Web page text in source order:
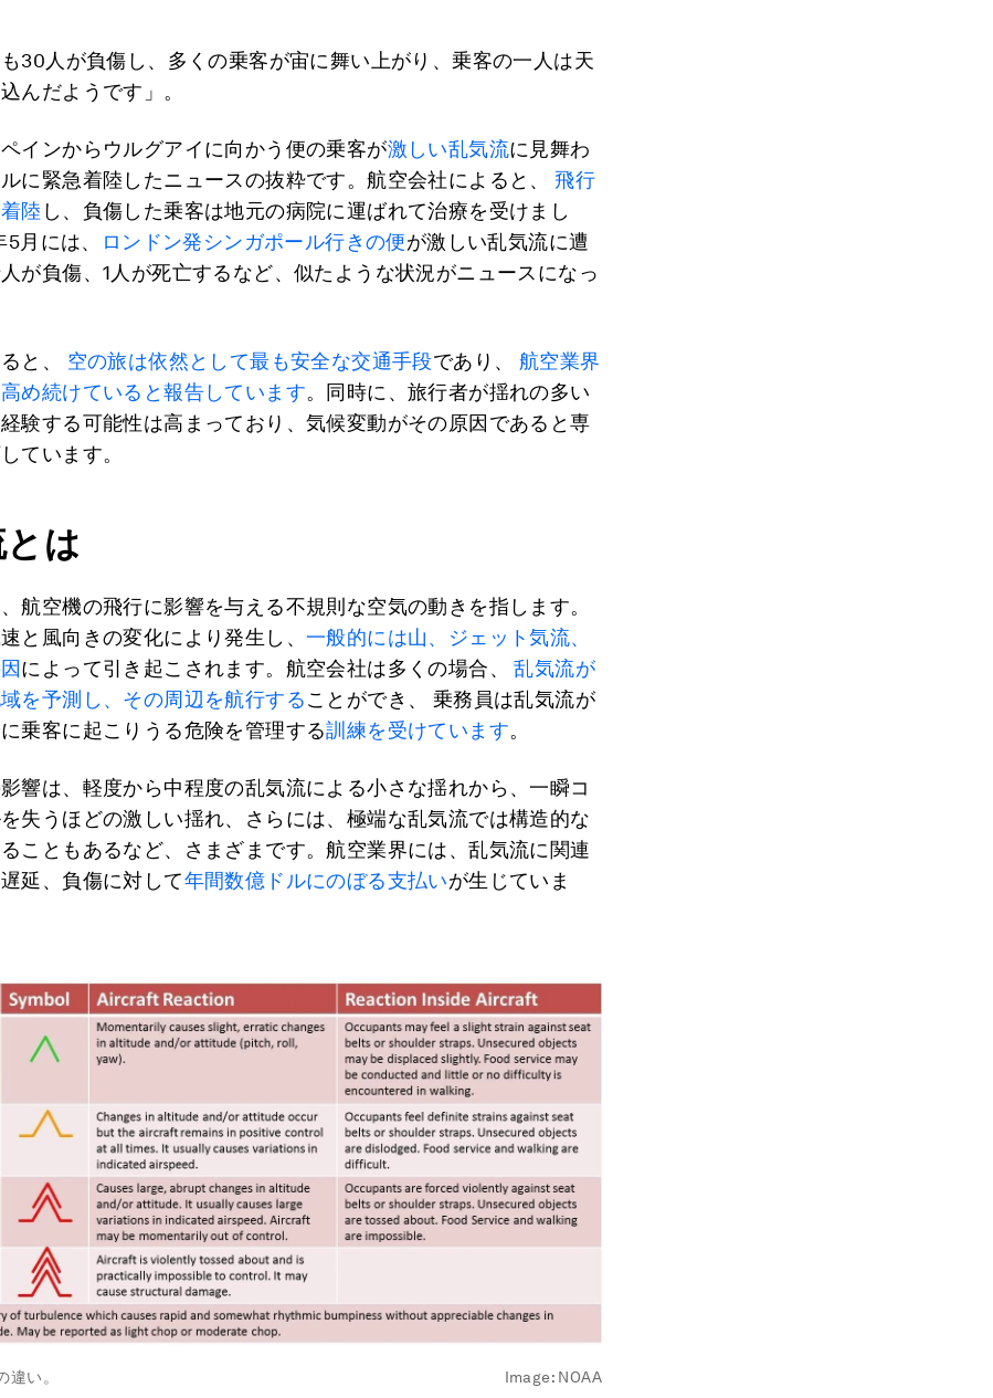
も30人が負傷し、多くの乗客が宙に舞い上がり、乗客の一人は天
んだようです」。
インからウルグアイに向かう便の乗客が激しい乱気流に見舞わ
に緊急着陸したニュースの抜粋です。航空会社によると、
飛行
陸 し、負傷した乗客は地元の病院に運ばれて治療を受けまし
月には、
ロンドン発シンガポール行きの便が激しい乱気流に遭
が負傷、1人が死亡するなど、似たような状況がニュースになっ
と、 空の旅は依然として最も安全な交通手段であり、
航空業界
め続けていると報告しています。同時に、旅行者が揺れの多い
験する可能性は高まっており、気候変動がその原因であると専
ています。
は
航空機の飛行に影響を与える不規則な空気の動きを指します。
と風向きの変化により発生し、 一般的には山、ジェット気流、
によって引き起こされます。航空会社は多くの場合、
乱気流が
を予測し、その周辺を航行することができ、 乗務員は乱気流が
乗客に起こりうる危険を管理する訓練を受けています。
響は、軽度から中程度の乱気流による小さな揺れから、一瞬コ
失うほどの激しい揺れ、さらには、極端な乱気流では構造的な
こともあるなど、さまざまです。航空業界には、乱気流に関連
延、負傷に対して年間数億ドルにのぼる支払いが生じていま
違い。 Image: NOAA